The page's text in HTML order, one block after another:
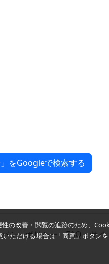
の改善・閲覧の追跡のため、
いただける場合は「同意」ボタン
シーポリシー FAQ サイ